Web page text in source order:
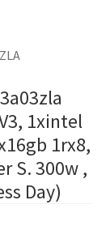
1xintel
1rx8,
S. 300w ,
Day)